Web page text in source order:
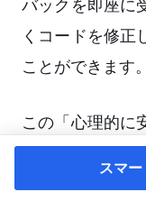
バックを即座に
くコードを修正
ことができます。
この「心理的に
とは、エンジ
ます。失敗を
スマ